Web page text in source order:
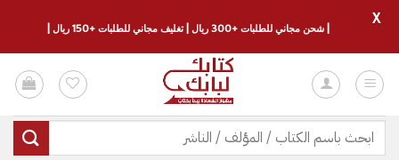
للمحتوى
البحث
عن:
| شحن مجاني للطلبات +300 ريال | تغليف مجاني للطلبات +150 ريال |
X